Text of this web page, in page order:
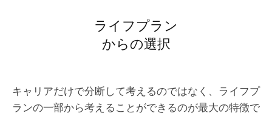
ライフプラン
からの選択
キャリアだけで分断して考えるのではなく、ライフプ
ランの一部から考えることができるのが最大の特徴で